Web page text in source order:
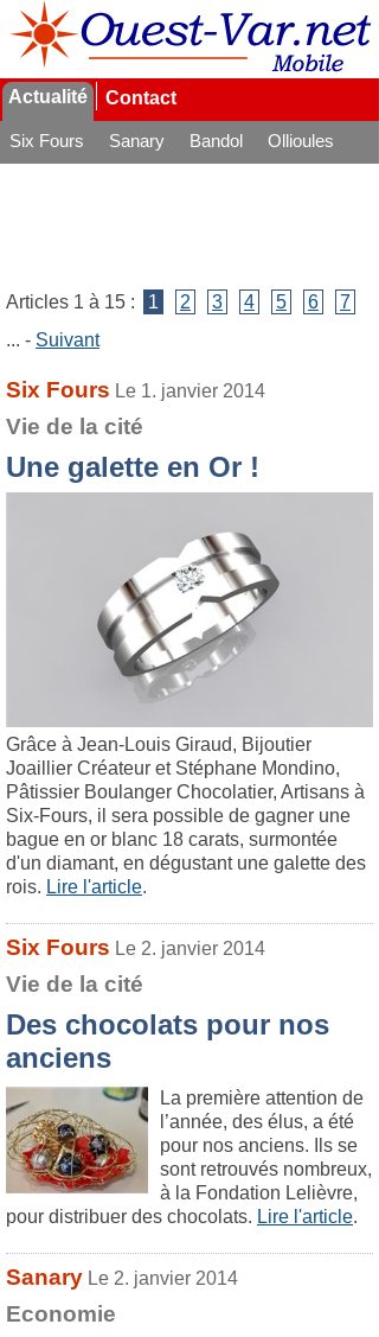
Actualité Contact
Six Fours Sanary Bandol
Ollioules
Articles 1 à 15 : 1 2 3 4 5 6
7
... - Suivant
Six Fours Le 1. janvier 2014
Vie de la cité
Une galette en Or !
Grâce à Jean-Louis Giraud, Bijoutier
Joaillier Créateur et Stéphane Mondino,
Pâtissier Boulanger Chocolatier, Artisans à
Six-Fours, il sera possible de gagner une
bague en or blanc 18 carats, surmontée
d'un diamant, en dégustant une galette des
rois. Lire l'article.
Six Fours Le 2. janvier 2014
Vie de la cité
Des chocolats pour nos
anciens
La première attention de
l’année, des élus, a été
pour nos anciens. Ils se
sont retrouvés nombreux,
à la Fondation Lelièvre,
pour distribuer des chocolats. Lire l'article.
Sanary Le 2. janvier 2014
Economie